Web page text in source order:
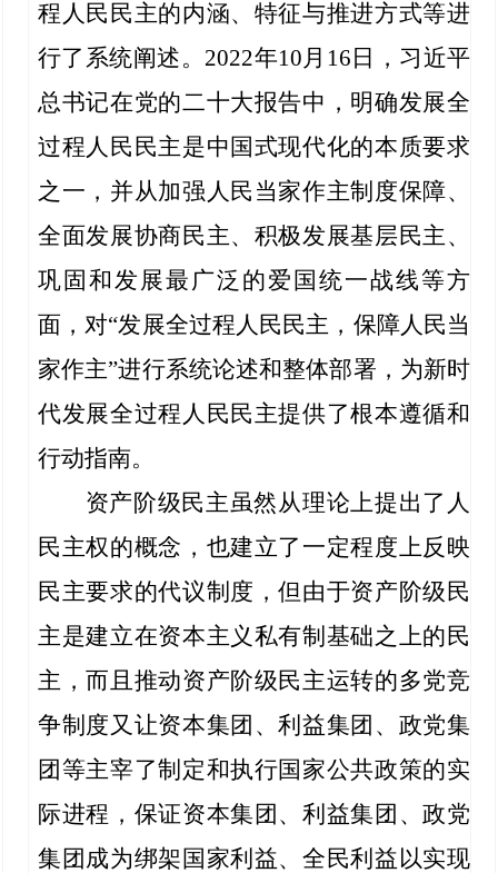
程人民民主的内涵、特征与推进方式等进
行了系统阐述。2022年10月16日，习近平
总书记在党的二十大报告中，明确发展全
过程人民民主是中国式现代化的本质要求
之一，并从加强人民当家作主制度保障、
全面发展协商民主、积极发展基层民主、
巩固和发展最广泛的爱国统一战线等方
面，对“发展全过程人民民主，保障人民当
家作主”进行系统论述和整体部署，为新时
代发展全过程人民民主提供了根本遵循和
行动指南。
资产阶级民主虽然从理论上提出了人
民主权的概念，也建立了一定程度上反映
民主要求的代议制度，但由于资产阶级民
主是建立在资本主义私有制基础之上的民
主，而且推动资产阶级民主运转的多党竞
争制度又让资本集团、利益集团、政党集
团等主宰了制定和执行国家公共政策的实
际进程，保证资本集团、利益集团、政党
集团成为绑架国家利益、全民利益以实现